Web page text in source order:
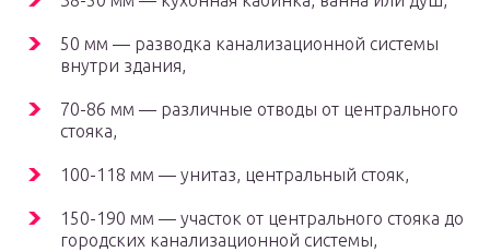
50 мм — разводка канализационной системы
внутри здания,
70-86 мм — различные отводы от центрального
стояка,
100-118 мм — унитаз, центральный стояк,
150-190 мм — участок от центрального стояка до
городских канализационной системы,